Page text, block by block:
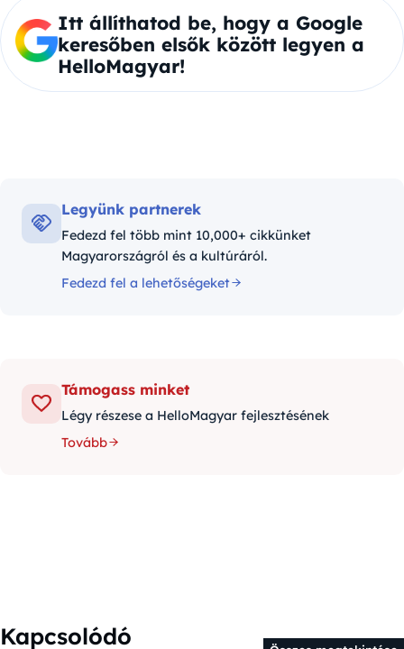
Itt állíthatod be, hogy a Google
keresőben elsők között legyen a
HelloMagyar!
Legyünk partnerek
Fedezd fel több mint 10,000+ cikkünket
Magyarországról és a kultúráról.
Fedezd fel a lehetőségeket
Támogass minket
Légy részese a HelloMagyar fejlesztésének
Tovább
Kapcsolódó